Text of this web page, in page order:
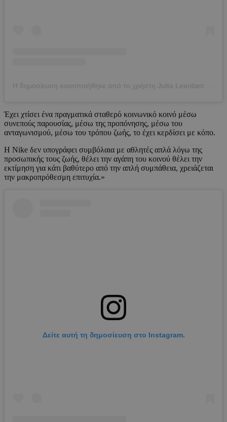
Έχει χτίσει ένα πραγματικά σταθερό κοινωνικό κοινό μέσω
συνεπούς παρουσίας, μέσω της προπόνησης, μέσω του
ανταγωνισμού, μέσω του τρόπου ζωής, το έχει κερδίσει με κόπο.
Η Nike δεν υπογράφει συμβόλαια με αθλητές απλά λόγω της
προσωπικής τους ζωής, θέλει την αγάπη του κοινού θέλει την
εκτίμηση για κάτι βαθύτερο από την απλή συμπάθεια, χρειάζεται
την μακροπρόθεσμη επιτυχία.»
Δείτε αυτή τη δημοσίευση στο Instagram.